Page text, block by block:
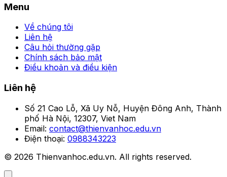
Tải ngay hình nền 4K cực
chất cho màn hình siêu
nét
•
Menu
Về chúng tôi
Liên hệ
Câu hỏi thường gặp
Chính sách bảo mật
Điều khoản và điều kiện
Liên hệ
Số 21 Cao Lỗ, Xã Uy Nỗ, Huyện Đông Anh, Thành
phố Hà Nội, 12307, Viet Nam
Email: contact@thienvanhoc.edu.vn
Điện thoại: 0988343223
© 2026 Thienvanhoc.edu.vn. All rights reserved.